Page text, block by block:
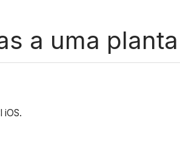
a uma planta
iOS.